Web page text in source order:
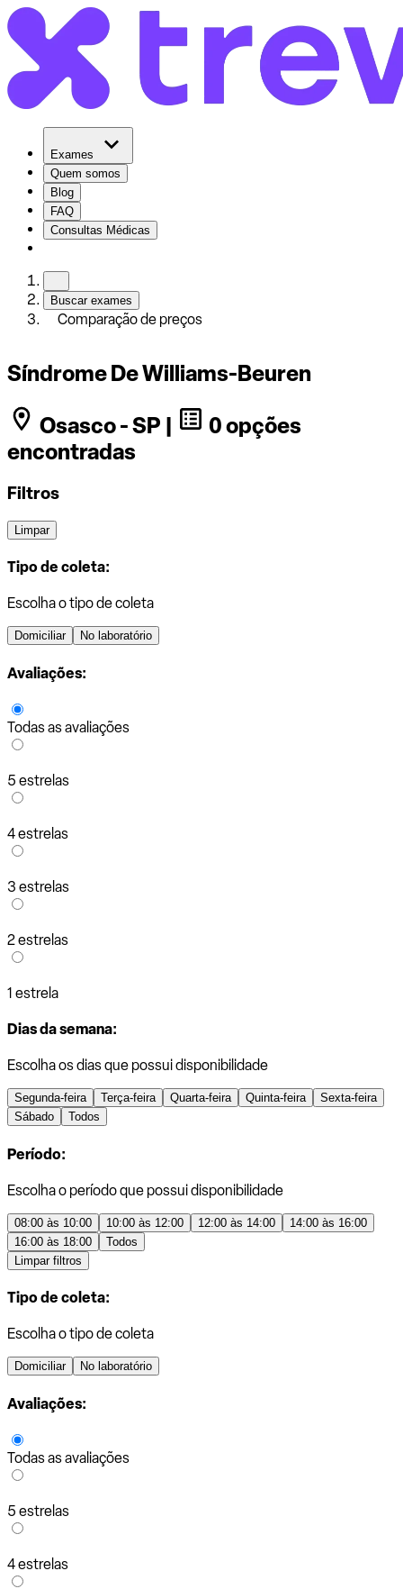
Exames
Quem somos
Blog
FAQ
Consultas Médicas
Buscar exames
Comparação de preços
Síndrome De Williams-Beuren
Osasco - SP |
0 opções
encontradas
Filtros
Limpar
Tipo de coleta:
Escolha o tipo de coleta
Domiciliar No laboratório
Avaliações:
Todas as avaliações
5 estrelas
4 estrelas
3 estrelas
2 estrelas
1 estrela
Dias da semana:
Escolha os dias que possui disponibilidade
Segunda-feira Terça-feira Quarta-feira Quinta-feira
Sexta-feira
Sábado
Todos
Período:
Escolha o período que possui disponibilidade
08:00 às 10:00 10:00 às 12:00 12:00 às 14:00
14:00 às 16:00
16:00 às 18:00
Todos
Limpar filtros
Tipo de coleta:
Escolha o tipo de coleta
Domiciliar No laboratório
Avaliações:
Todas as avaliações
5 estrelas
4 estrelas